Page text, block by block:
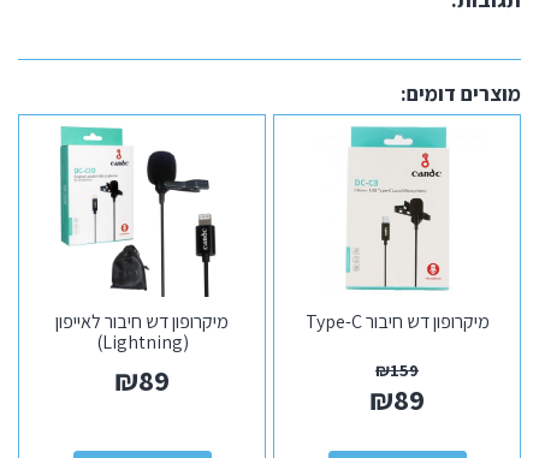
מוצרים דומים:
מיקרופון דש חיבור Type-C
₪159
₪89
מיקרופון דש חיבור לאייפון
(Lightning)
₪89